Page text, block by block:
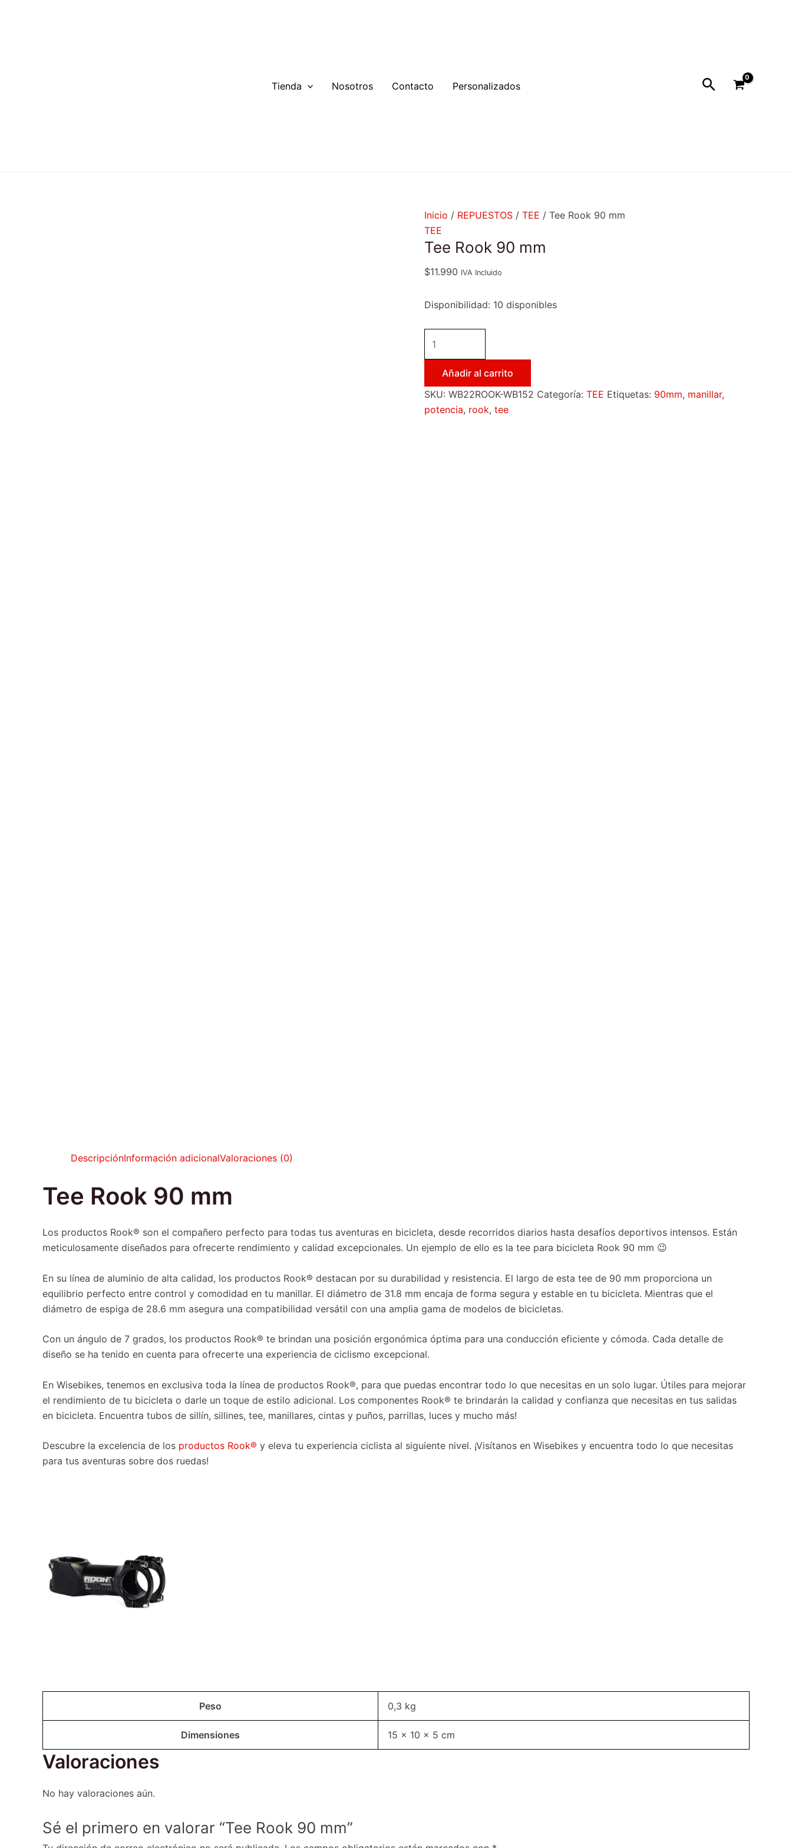
Tienda Nosotros Contacto Personalizados Buscar
Inicio / REPUESTOS / TEE / Tee Rook 90 mm
TEE
Tee Rook 90 mm
$11.990 IVA Incluido
Disponibilidad: 10 disponibles
Añadir al carrito
SKU: WB22ROOK-WB152 Categoría: TEE Etiquetas: 90mm, manillar,
potencia, rook, tee
DescripciónInformación adicionalValoraciones (0)
Tee Rook 90 mm
Los productos Rook® son el compañero perfecto para todas tus aventuras en bicicleta, desde recorridos diarios hasta desafíos deportivos intensos. Están
meticulosamente diseñados para ofrecerte rendimiento y calidad excepcionales. Un ejemplo de ello es la tee para bicicleta Rook 90 mm 😉
En su línea de aluminio de alta calidad, los productos Rook® destacan por su durabilidad y resistencia. El largo de esta tee de 90 mm proporciona un
equilibrio perfecto entre control y comodidad en tu manillar. El diámetro de 31.8 mm encaja de forma segura y estable en tu bicicleta. Mientras que el
diámetro de espiga de 28.6 mm asegura una compatibilidad versátil con una amplia gama de modelos de bicicletas.
Con un ángulo de 7 grados, los productos Rook® te brindan una posición ergonómica óptima para una conducción eficiente y cómoda. Cada detalle de
diseño se ha tenido en cuenta para ofrecerte una experiencia de ciclismo excepcional.
En Wisebikes, tenemos en exclusiva toda la línea de productos Rook®, para que puedas encontrar todo lo que necesitas en un solo lugar. Útiles para mejorar
el rendimiento de tu bicicleta o darle un toque de estilo adicional. Los componentes Rook® te brindarán la calidad y confianza que necesitas en tus salidas
en bicicleta. Encuentra tubos de sillín, sillines, tee, manillares, cintas y puños, parrillas, luces y mucho más!
Descubre la excelencia de los productos Rook® y eleva tu experiencia ciclista al siguiente nivel. ¡Visítanos en Wisebikes y encuentra todo lo que necesitas
para tus aventuras sobre dos ruedas!
Peso 0,3 kg
Dimensiones 15 × 10 × 5 cm
Valoraciones
No hay valoraciones aún.
Sé el primero en valorar “Tee Rook 90 mm”